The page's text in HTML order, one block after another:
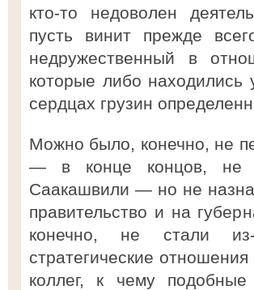
кто-то недоволен
пусть винит прежде
недружественный в
которые либо
сердцах грузин
Можно было, конечно, не
— в конце концов, не
Саакашвили — но не
правительство и на
конечно, не стали
стратегические
коллег, к чему